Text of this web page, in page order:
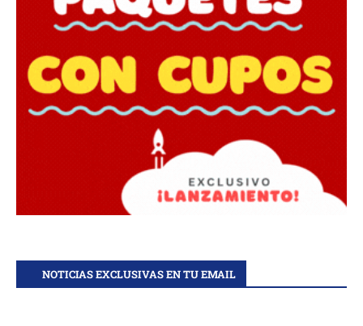
NOTICIAS EXCLUSIVAS EN TU EMAIL